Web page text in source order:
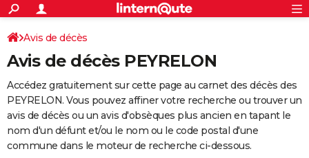
ACTUALITÉS
Politique
Société
Faits Divers
Education
Monde
Villes
+
SPORT
Coupe du monde 2026
Football
Tennis
Cyclisme
Rugby
Forum
Programme TV
TNT
Streaming
Cinéma
Sorties cinéma
Musique
+
FINANCE
Retraite
Epargne
Immobilier
Risques naturels par ville
Banque
Assurance
AUTO
Essais
Réserver un essai
Citadines
Berlines
SUV
Forum auto
+
Avis de décès
Avis de décès PEYRELON
Accédez gratuitement sur cette page au carnet des décès des
PEYRELON. Vous pouvez affiner votre recherche ou trouver un
avis de décès ou un avis d'obsèques plus ancien en tapant le
nom d'un défunt et/ou le nom ou le code postal d'une
commune dans le moteur de recherche ci-dessous.